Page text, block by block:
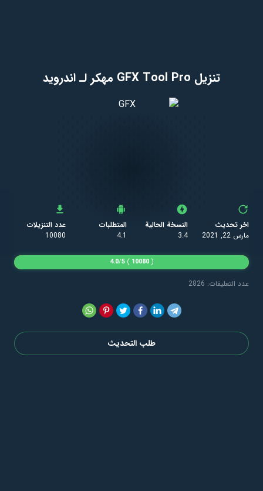
تنزيل GFX Tool Pro مهكر لـ اندرويد
اخر تحديث
مارس 22, 2021
النسخة الحالية
3.4
المتطلبات
4.1
عدد التنزيلات
10080
عدد التعليقات: 2826
(
10080
)
4.0/5
طلب التحديث